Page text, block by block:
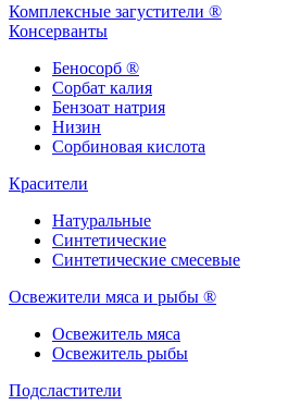
Комплексные загустители ®
Консерванты
Беносорб ®
Сорбат калия
Бензоат натрия
Низин
Сорбиновая кислота
Красители
Натуральные
Синтетические
Синтетические смесевые
Освежители мяса и рыбы ®
Освежитель мяса
Освежитель рыбы
Подсластители